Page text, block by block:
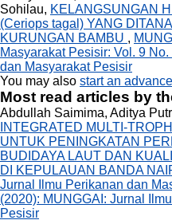
Sohilau, KELANGSUNGAN
(Ceriops tagal) YANG
KURUNGAN BAMBU ,
Masyarakat Pesisir: Vol. 9
dan Masyarakat Pesisir
You may also start an
Most read articles by
Abdullah Saimima, Aditya
INTEGRATED MULTI-
UNTUK PENINGKATAN
BUDIDAYA LAUT DAN
DI KEPULAUAN BANDA
Jurnal Ilmu Perikanan dan
(2020): MUNGGAI: Jurnal
Pesisir